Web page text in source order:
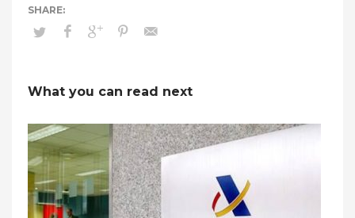
What you can read next